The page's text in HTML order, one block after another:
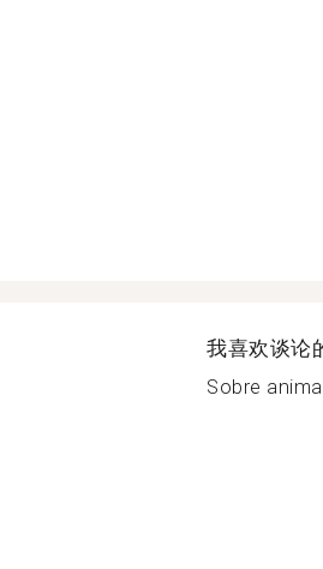
我喜欢谈论
Sobre